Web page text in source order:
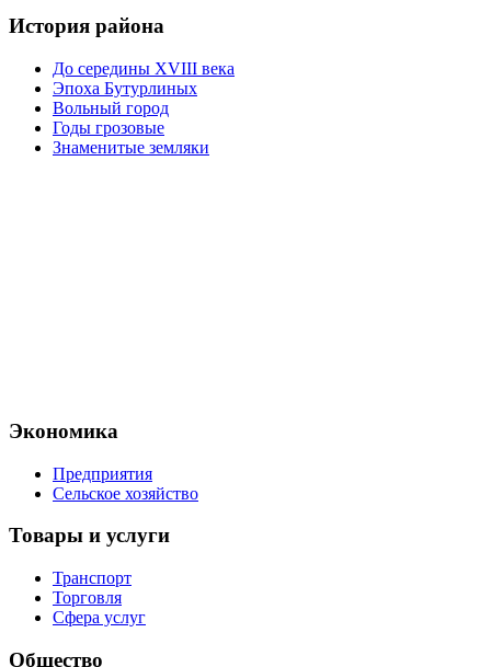
История района
До середины XVIII века
Эпоха Бутурлиных
Вольный город
Годы грозовые
Знаменитые земляки
Экономика
Предприятия
Сельское хозяйство
Товары и услуги
Транспорт
Торговля
Сфера услуг
Общество